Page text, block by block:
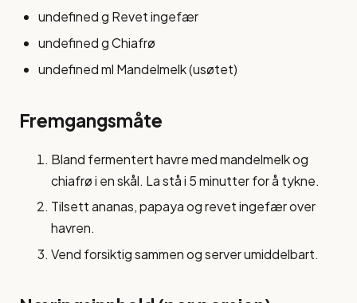
undefined g Revet ingefær
undefined g Chiafrø
undefined ml Mandelmelk (usøtet)
Fremgangsmåte
Bland fermentert havre med mandelmelk og
chiafrø i en skål. La stå i 5 minutter for å tykne.
Tilsett ananas, papaya og revet ingefær over
havren.
Vend forsiktig sammen og server umiddelbart.